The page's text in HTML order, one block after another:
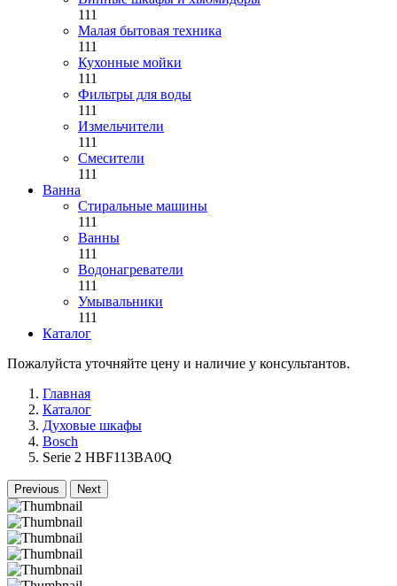
111
Малая бытовая техника
111
Кухонные мойки
111
Фильтры для воды
111
Измельчители
111
Смесители
111
Ванна
Стиральные машины
111
Ванны
111
Водонагреватели
111
Умывальники
111
Каталог
Пожалуйста уточняйте цену и наличие у консультантов.
Главная
Каталог
Духовые шкафы
Bosch
Serie 2 HBF113BA0Q
Previous Next